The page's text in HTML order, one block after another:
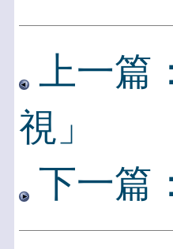
上一篇
視」
下一篇